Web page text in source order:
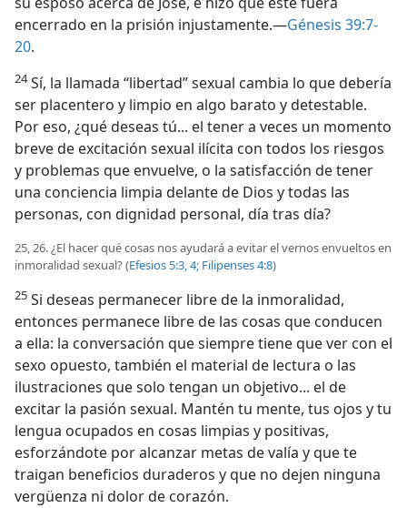
encerrado en la prisión injustamente.—Génesis 39:7-
20.
24Sí, la llamada “libertad” sexual cambia lo que debería
ser placentero y limpio en algo barato y detestable.
Por eso, ¿qué deseas tú... el tener a veces un momento
breve de excitación sexual ilícita con todos los riesgos
y problemas que envuelve, o la satisfacción de tener
una conciencia limpia delante de Dios y todas las
personas, con dignidad personal, día tras día?
25, 26. ¿El hacer qué cosas nos ayudará a evitar el vernos envueltos en
inmoralidad sexual? (Efesios 5:3, 4; Filipenses 4:8)
25 Si deseas permanecer libre de la inmoralidad,
entonces permanece libre de las cosas que conducen
a ella: la conversación que siempre tiene que ver con el
sexo opuesto, también el material de lectura o las
ilustraciones que solo tengan un objetivo... el de
excitar la pasión sexual. Mantén tu mente, tus ojos y tu
lengua ocupados en cosas limpias y positivas,
esforzándote por alcanzar metas de valía y que te
traigan beneficios duraderos y que no dejen ninguna
vergüenza ni dolor de corazón.